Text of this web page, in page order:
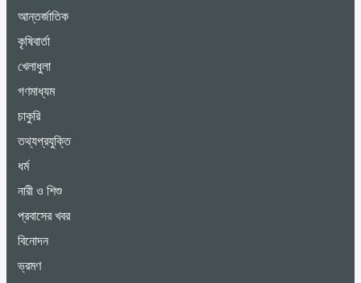
আন্তর্জাতিক
কৃষিবার্তা
খেলাধুলা
গণমাধ্যম
চাকুরি
তথ্যপ্রযুক্তি
ধর্ম
নারী ও শিশু
প্রবাসের খবর
বিনোদন
ভ্রমণ